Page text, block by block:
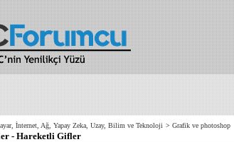
İnternet, Ağ, Yapay Zeka, Uzay, Bilim ve Teknoloji > Grafik ve photoshop
- Hareketli Gifler